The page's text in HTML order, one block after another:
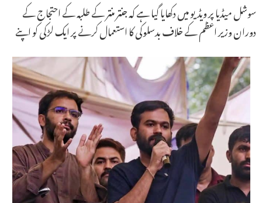
سوشل میڈیا پر ویڈیو میں دکھایا گیا ہے کہ جنتر منتر کے طلبہ کے احتجاج کے
دوران وزیر اعظم کے خلاف بدسلوکی کا استعمال کرنے پر ایک لڑکی کو اپنے